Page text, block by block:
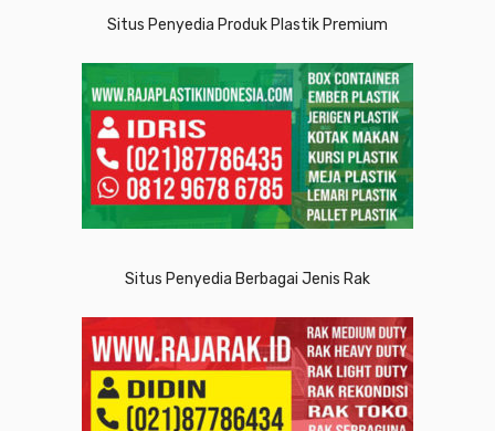
Situs Penyedia Produk Plastik Premium
Situs Penyedia Berbagai Jenis Rak